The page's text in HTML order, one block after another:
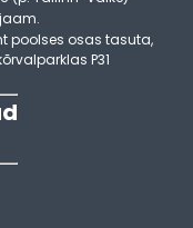
poolses osas tasuta,
P31